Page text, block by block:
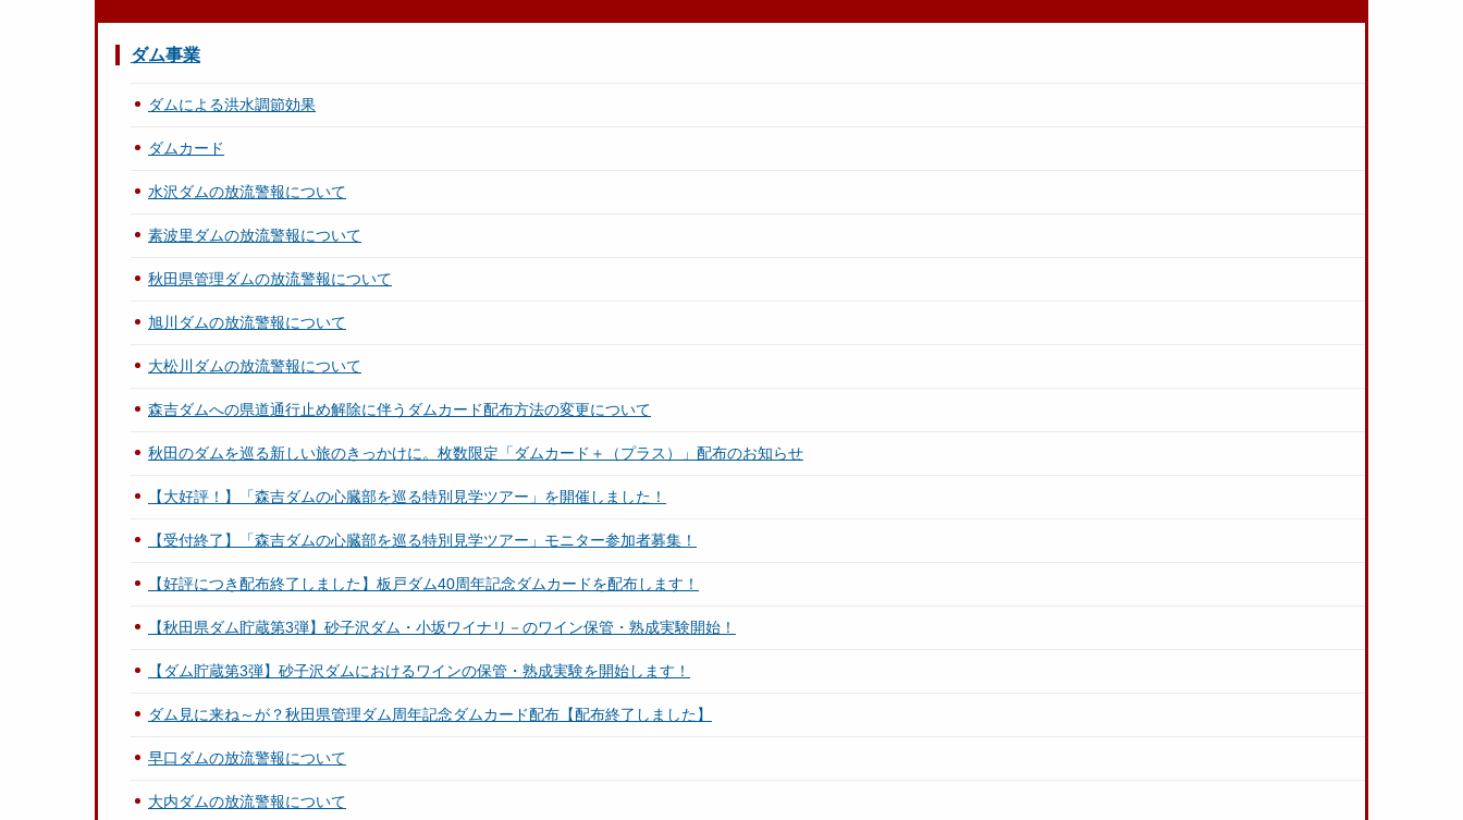
ダム事業
ダムによる洪水調節効果
ダムカード
水沢ダムの放流警報について
素波里ダムの放流警報について
秋田県管理ダムの放流警報について
旭川ダムの放流警報について
大松川ダムの放流警報について
森吉ダムへの県道通行止め解除に伴うダムカード配布方法の変更について
秋田のダムを巡る新しい旅のきっかけに。枚数限定「ダムカード＋（プラス）」配布のお知らせ
【大好評！】「森吉ダムの心臓部を巡る特別見学ツアー」を開催しました！
【受付終了】「森吉ダムの心臓部を巡る特別見学ツアー」モニター参加者募集！
【好評につき配布終了しました】板戸ダム40周年記念ダムカードを配布します！
【秋田県ダム貯蔵第3弾】砂子沢ダム・小坂ワイナリ－のワイン保管・熟成実験開始！
【ダム貯蔵第3弾】砂子沢ダムにおけるワインの保管・熟成実験を開始します！
ダム見に来ね～が？秋田県管理ダム周年記念ダムカード配布【配布終了しました】
早口ダムの放流警報について
大内ダムの放流警報について